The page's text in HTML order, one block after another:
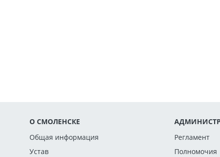
О СМОЛЕНСКЕ
Общая информация
Устав
Регламент
Полномочия